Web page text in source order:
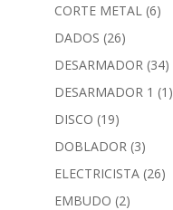
CORTE METAL (6)
DADOS (26)
DESARMADOR (34)
DESARMADOR 1 (1)
DISCO (19)
DOBLADOR (3)
ELECTRICISTA (26)
EMBUDO (2)